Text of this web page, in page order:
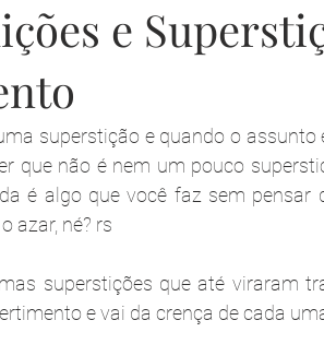
e
superstição e quando o assunto
que não é nem um pouco
é algo que você faz sem
azar, né? rs
superstições que até viraram
e vai da crença de cada